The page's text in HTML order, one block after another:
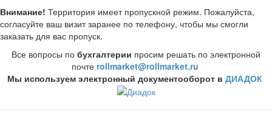
Внимание! Территория имеет пропускной режим. Пожалуйста,
согласуйте ваш визит заранее по телефону, чтобы мы смогли
заказать для вас пропуск.
Все вопросы по бухгалтерии просим решать по электронной
почте rollmarket@rollmarket.ru
Мы используем электронный документооборот в ДИАДОК